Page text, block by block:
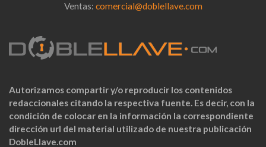
Ventas: comercial@doblellave.com
Autorizamos compartir y/o reproducir los contenidos
redaccionales citando la respectiva fuente. Es decir, con la
condición de colocar en la información la correspondiente
dirección url del material utilizado de nuestra publicación
DobleLlave.com